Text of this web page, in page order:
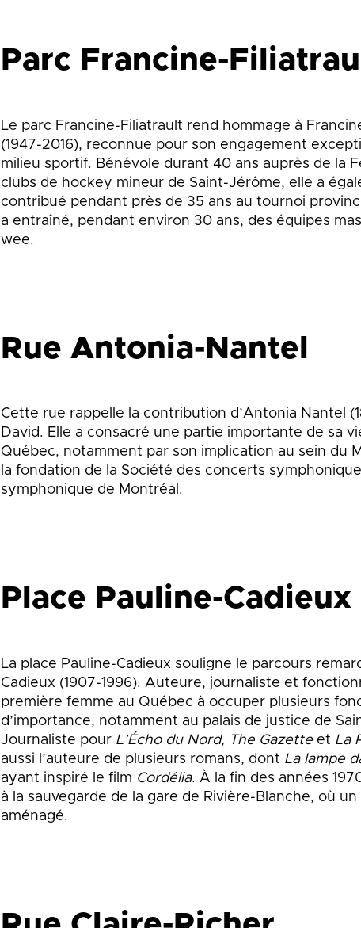
Parc Francine-
Le parc Francine-Filiatrault rend hommage à
(1947-2016), reconnue pour son engagement
milieu sportif. Bénévole durant 40 ans auprès de la
clubs de hockey mineur de Saint-Jérôme, elle a
contribué pendant près de 35 ans au tournoi
a entraîné, pendant environ 30 ans, des équipes
wee.
Rue Antonia-Nantel
Cette rue rappelle la contribution d’Antonia Nantel
David. Elle a consacré une partie importante de sa
Québec, notamment par son implication au sein du
la fondation de la Société des concerts
symphonique de Montréal.
Place Pauline-Cadieux
La place Pauline-Cadieux souligne le parcours
Cadieux (1907-1996). Auteure, journaliste et
première femme au Québec à occuper plusieurs
d’importance, notamment au palais de justice de
Journaliste pour L’Écho du Nord, The Gazette et La
aussi l’auteure de plusieurs romans, dont La lampe
ayant inspiré le film Cordélia. À la fin des années
à la sauvegarde de la gare de Rivière-Blanche, où
aménagé.